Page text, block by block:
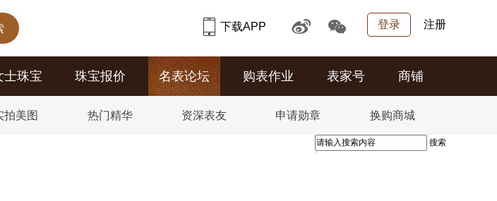
登录 注册
下载APP
士珠宝 珠宝报价 名表论坛 购表作业 表家号 商铺
拍美图 热门精华 资深表友 申请勋章 换购商城
搜索